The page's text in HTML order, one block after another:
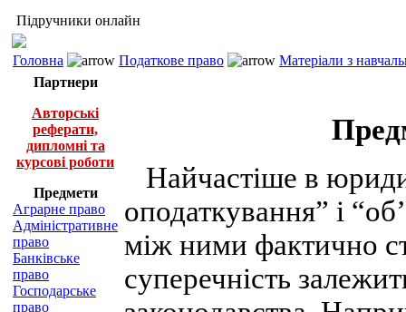
Підручники онлайн
Головна Податкове право
Матеріали з
Партнери
Авторські
реферати,
дипломні та
курсові роботи
Предмети
Аграрне право
Адміністративне
право
Банківське
право
Господарське
право
Найчастіше в
оподаткування” і
між ними фактично
суперечність